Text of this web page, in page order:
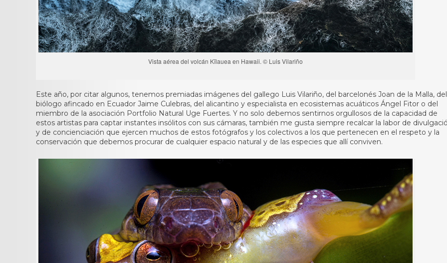
Vista aérea del volcán Kīlauea en Hawaii. © Luis Vilariño
Este año, por citar algunos, tenemos premiadas imágenes del gallego Luis Vilariño, del barcelonés Joan de la Malla, del
biólogo afincado en Ecuador Jaime Culebras, del alicantino y especialista en ecosistemas acuáticos Ángel Fitor o del
miembro de la asociación Portfolio Natural Uge Fuertes. Y no solo debemos sentirnos orgullosos de la capacidad de
estos artistas para captar instantes insólitos con sus cámaras, también me gusta siempre recalcar la labor de
y de concienciación que ejercen muchos de estos fotógrafos y los colectivos a los que pertenecen en el respeto y la
conservación que debemos procurar de cualquier espacio natural y de las especies que allí conviven.